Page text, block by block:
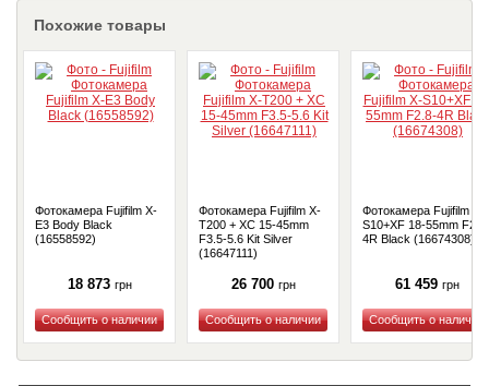
Похожие товары
Фотокамера Fujifilm X-
E3 Body Black
(16558592)
18 873 грн
Купить
Фотокамера Fujifilm X-
T200 + XC 15-45mm
F3.5-5.6 Kit Silver
(16647111)
26 700 грн
Купить
Фотокамера Fujifilm X-
S10+XF 18-55mm F2.8-
4R Black (16674308)
61 459 грн
Купить